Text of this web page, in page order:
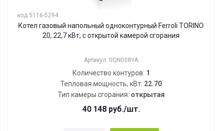
код 5116-5294
Котел газовый напольный одноконтурный Ferroli TORINO
20, 22,7 кВт, с открытой камерой сгорания
Артикул: 0QN008YA
Количество контуров: 1
Тепловая мощность, кВт: 22.70
Тип камеры сгорания: открытая
40 148руб./шт.